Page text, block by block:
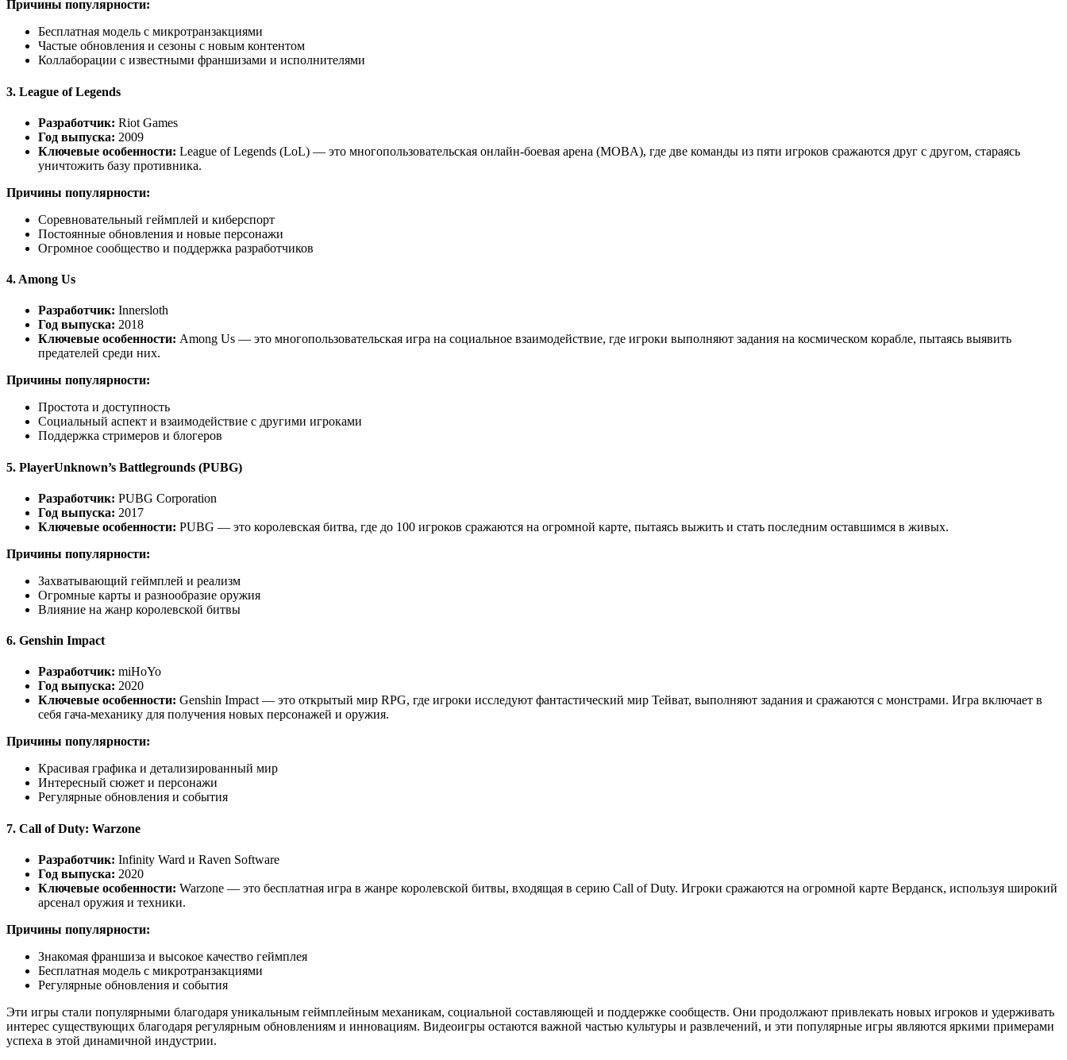
Причины популярности:
Бесплатная модель с микротранзакциями
Частые обновления и сезоны с новым контентом
Коллаборации с известными франшизами и исполнителями
3. League of Legends
Разработчик: Riot Games
Год выпуска: 2009
Ключевые особенности: League of Legends (LoL) — это многопользовательская онлайн-боевая арена (MOBA), где две команды из пяти игроков сражаются друг с другом, стараясь
уничтожить базу противника.
Причины популярности:
Соревновательный геймплей и киберспорт
Постоянные обновления и новые персонажи
Огромное сообщество и поддержка разработчиков
4. Among Us
Разработчик: Innersloth
Год выпуска: 2018
Ключевые особенности: Among Us — это многопользовательская игра на социальное взаимодействие, где игроки выполняют задания на космическом корабле, пытаясь выявить
предателей среди них.
Причины популярности:
Простота и доступность
Социальный аспект и взаимодействие с другими игроками
Поддержка стримеров и блогеров
5. PlayerUnknown’s Battlegrounds (PUBG)
Разработчик: PUBG Corporation
Год выпуска: 2017
Ключевые особенности: PUBG — это королевская битва, где до 100 игроков сражаются на огромной карте, пытаясь выжить и стать последним оставшимся в живых.
Причины популярности:
Захватывающий геймплей и реализм
Огромные карты и разнообразие оружия
Влияние на жанр королевской битвы
6. Genshin Impact
Разработчик: miHoYo
Год выпуска: 2020
Ключевые особенности: Genshin Impact — это открытый мир RPG, где игроки исследуют фантастический мир Тейват, выполняют задания и сражаются с монстрами. Игра включает в
себя гача-механику для получения новых персонажей и оружия.
Причины популярности:
Красивая графика и детализированный мир
Интересный сюжет и персонажи
Регулярные обновления и события
7. Call of Duty: Warzone
Разработчик: Infinity Ward и Raven Software
Год выпуска: 2020
Ключевые особенности: Warzone — это бесплатная игра в жанре королевской битвы, входящая в серию Call of Duty. Игроки сражаются на огромной карте Верданск, используя широкий
арсенал оружия и техники.
Причины популярности:
Знакомая франшиза и высокое качество геймплея
Бесплатная модель с микротранзакциями
Регулярные обновления и события
Эти игры стали популярными благодаря уникальным геймплейным механикам, социальной составляющей и поддержке сообществ. Они продолжают привлекать новых игроков и удерживать
интерес существующих благодаря регулярным обновлениям и инновациям. Видеоигры остаются важной частью культуры и развлечений, и эти популярные игры являются яркими примерами
успеха в этой динамичной индустрии.